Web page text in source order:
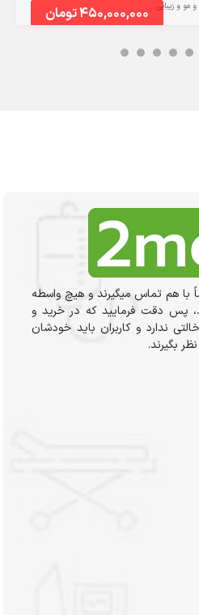
450,000,000 تومان مو و زیبایی
با هم تماس میگیرند و هیچ واسطه
پس دقت فرمایید که در خرید و
ندارد و کاربران باید خودشان
بگیرند.